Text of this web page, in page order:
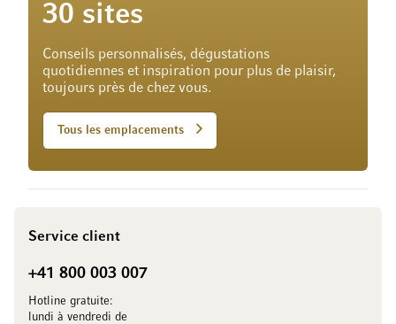
30 sites
Conseils personnalisés, dégustations
quotidiennes et inspiration pour plus de plaisir,
toujours près de chez vous.
Tous les emplacements
Service client
+41 800 003 007
Hotline gratuite:
lundi à vendredi de